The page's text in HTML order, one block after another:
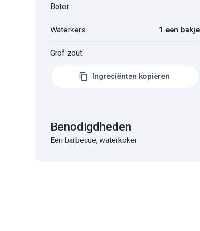
Boter
Waterkers 1 een bakje
Grof zout
Ingrediënten kopiëren
Benodigdheden
Een barbecue, waterkoker